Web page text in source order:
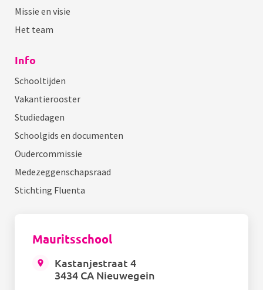
Missie en visie
Het team
Info
Schooltijden
Vakantierooster
Studiedagen
Schoolgids en documenten
Oudercommissie
Medezeggenschapsraad
Stichting Fluenta
Mauritsschool
Kastanjestraat 4
3434 CA Nieuwegein